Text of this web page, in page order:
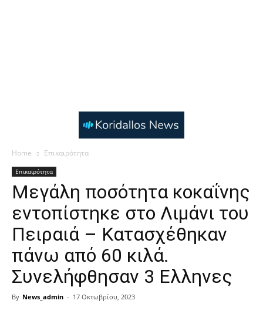
Home Επικαιρότητα
Επικαιρότητα
Μεγάλη ποσότητα κοκαΐνης
εντοπίστηκε στο Λιμάνι του
Πειραιά – Κατασχέθηκαν
πάνω από 60 κιλά.
Συνελήφθησαν 3 Ελληνες
By News_admin - 17 Οκτωβρίου, 2023